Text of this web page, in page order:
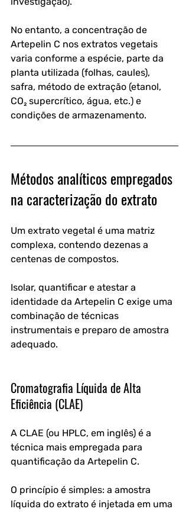
No entanto, a concentração de
Artepelin C nos extratos vegetais
varia conforme a espécie, parte da
planta utilizada (folhas, caules),
safra, método de extração (etanol,
CO₂ supercrítico, água, etc.) e
condições de armazenamento.
Métodos analíticos empregados
na caracterização do extrato
Um extrato vegetal é uma matriz
complexa, contendo dezenas a
centenas de compostos.
Isolar, quantificar e atestar a
identidade da Artepelin C exige uma
combinação de técnicas
instrumentais e preparo de amostra
adequado.
Cromatografia Líquida de Alta
Eficiência (CLAE)
A CLAE (ou HPLC, em inglês) é a
técnica mais empregada para
quantificação da Artepelin C.
O princípio é simples: a amostra
líquida do extrato é injetada em uma